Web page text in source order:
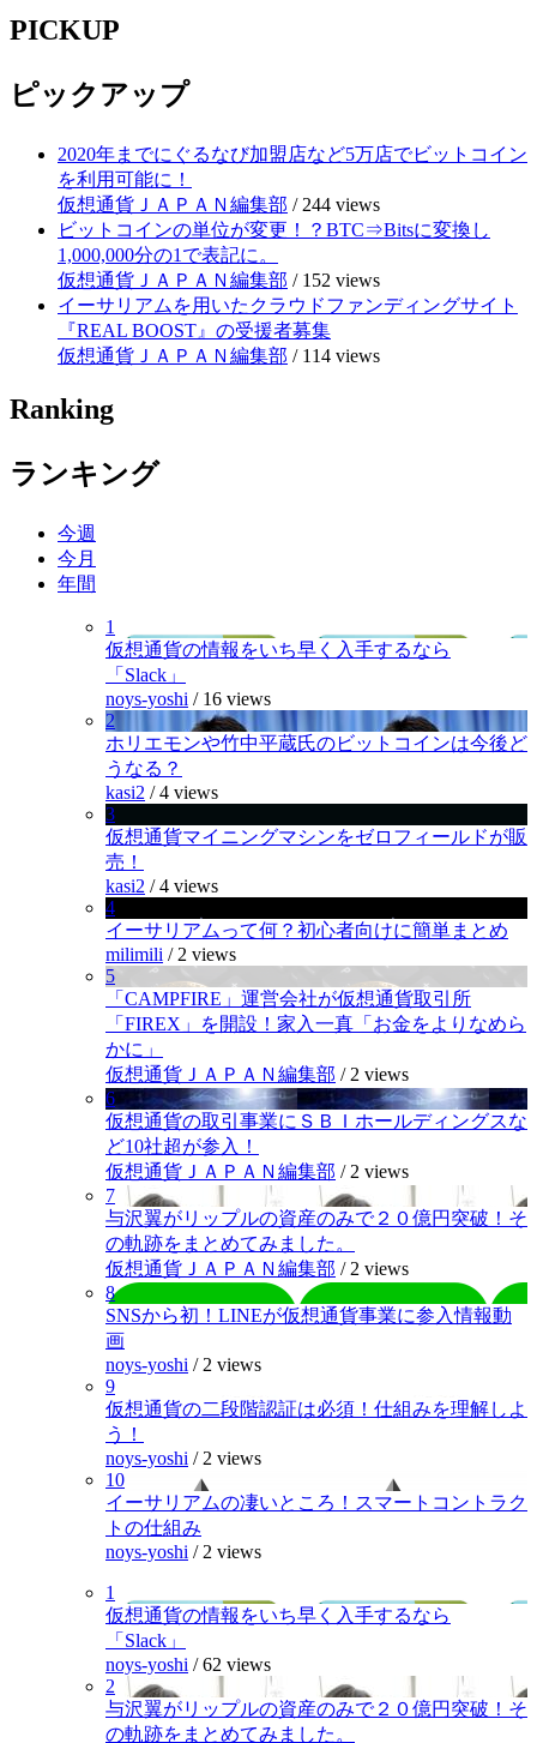
PICKUP
ピックアップ
2020年までにぐるなび加盟店など5万店でビットコイン
を利用可能に！
仮想通貨ＪＡＰＡＮ編集部 / 244 views
ビットコインの単位が変更！？BTC⇒Bitsに変換し
1,000,000分の1で表記に。
仮想通貨ＪＡＰＡＮ編集部 / 152 views
イーサリアムを用いたクラウドファンディングサイト
『REAL BOOST』の受援者募集
仮想通貨ＪＡＰＡＮ編集部 / 114 views
Ranking
ランキング
今週
今月
年間
1
仮想通貨の情報をいち早く入手するなら
「Slack」
noys-yoshi / 16 views
2
ホリエモンや竹中平蔵氏のビットコインは今後ど
うなる？
kasi2 /4 views
3
仮想通貨マイニングマシンをゼロフィールドが販
売！
kasi2 /4 views
4
イーサリアムって何？初心者向けに簡単まとめ
milimili / 2 views
5
「CAMPFIRE」運営会社が仮想通貨取引所
「FIREX」を開設！家入一真「お金をよりなめら
かに」
仮想通貨ＪＡＰＡＮ編集部 / 2 views
6
仮想通貨の取引事業にＳＢＩホールディングスな
ど10社超が参入！
仮想通貨ＪＡＰＡＮ編集部 / 2 views
7
与沢翼がリップルの資産のみで２０億円突破！そ
の軌跡をまとめてみました。
仮想通貨ＪＡＰＡＮ編集部 / 2 views
8
SNSから初！LINEが仮想通貨事業に参入情報動
画
noys-yoshi / 2 views
9
仮想通貨の二段階認証は必須！仕組みを理解しよ
う！
noys-yoshi / 2 views
10
イーサリアムの凄いところ！スマートコントラク
トの仕組み
noys-yoshi / 2 views
1
仮想通貨の情報をいち早く入手するなら
「Slack」
noys-yoshi /62 views
2
与沢翼がリップルの資産のみで２０億円突破！そ
の軌跡をまとめてみました。